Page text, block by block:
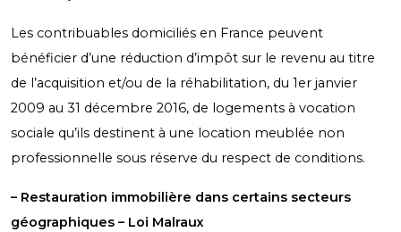
Les contribuables domiciliés en France peuvent
bénéficier d’une réduction d’impôt sur le revenu au titre
de l’acquisition et/ou de la réhabilitation, du 1er janvier
2009 au 31 décembre 2016, de logements à vocation
sociale qu’ils destinent à une location meublée non
professionnelle sous réserve du respect de conditions.
– Restauration immobilière dans certains secteurs
géographiques – Loi Malraux